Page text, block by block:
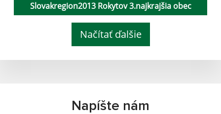
Slovakregion2013 Rokytov 3.najkrajšia obec
Načítať ďalšie
Napíšte nám